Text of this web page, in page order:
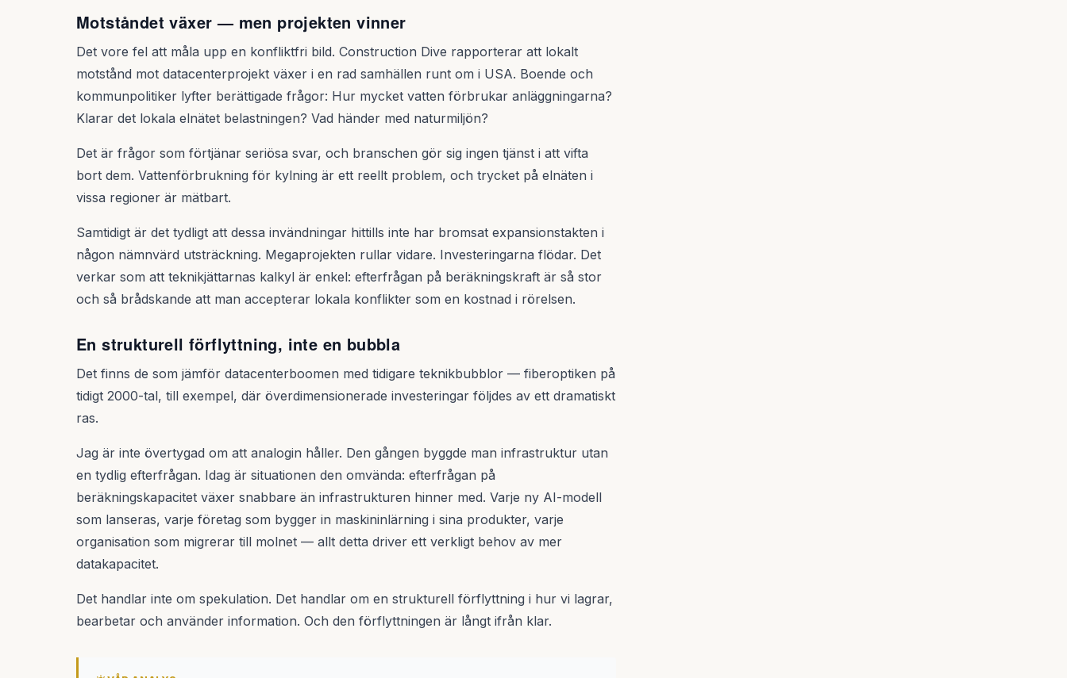
Motståndet växer — men projekten vinner
Det vore fel att måla upp en konfliktfri bild. Construction Dive rapporterar att lokalt
motstånd mot datacenterprojekt växer i en rad samhällen runt om i USA. Boende och
kommunpolitiker lyfter berättigade frågor: Hur mycket vatten förbrukar anläggningarna?
Klarar det lokala elnätet belastningen? Vad händer med naturmiljön?
Det är frågor som förtjänar seriösa svar, och branschen gör sig ingen tjänst i att vifta
bort dem. Vattenförbrukning för kylning är ett reellt problem, och trycket på elnäten i
vissa regioner är mätbart.
Samtidigt är det tydligt att dessa invändningar hittills inte har bromsat expansionstakten i
någon nämnvärd utsträckning. Megaprojekten rullar vidare. Investeringarna flödar. Det
verkar som att teknikjättarnas kalkyl är enkel: efterfrågan på beräkningskraft är så stor
och så brådskande att man accepterar lokala konflikter som en kostnad i rörelsen.
En strukturell förflyttning, inte en bubbla
Det finns de som jämför datacenterboomen med tidigare teknikbubblor — fiberoptiken på
tidigt 2000-tal, till exempel, där överdimensionerade investeringar följdes av ett dramatiskt
ras.
Jag är inte övertygad om att analogin håller. Den gången byggde man infrastruktur utan
en tydlig efterfrågan. Idag är situationen den omvända: efterfrågan på
beräkningskapacitet växer snabbare än infrastrukturen hinner med. Varje ny AI-modell
som lanseras, varje företag som bygger in maskininlärning i sina produkter, varje
organisation som migrerar till molnet — allt detta driver ett verkligt behov av mer
datakapacitet.
Det handlar inte om spekulation. Det handlar om en strukturell förflyttning i hur vi lagrar,
bearbetar och använder information. Och den förflyttningen är långt ifrån klar.